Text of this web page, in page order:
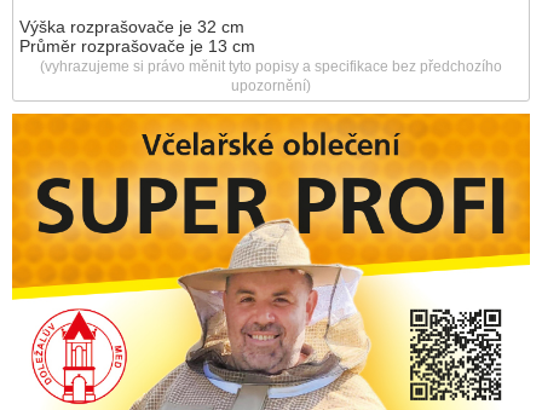
Výška rozprašovače je 32 cm
Průměr rozprašovače je 13 cm
(vyhrazujeme si právo měnit tyto popisy a specifikace bez předchozího
upozornění)